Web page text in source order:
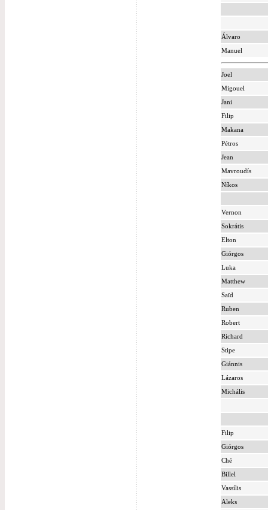
Álvaro
Manuel
Joel
Migouel
Jani
Filip
Makana
Pétros
Jean
Mavroudís
Níkos
Vernon
Sokrátis
Elton
Giórgos
Luka
Matthew
Saïd
Ruben
Robert
Richard
Stipe
Giánnis
Lázaros
Michális
Filip
Giórgos
Ché
Billel
Vassílis
Aleks